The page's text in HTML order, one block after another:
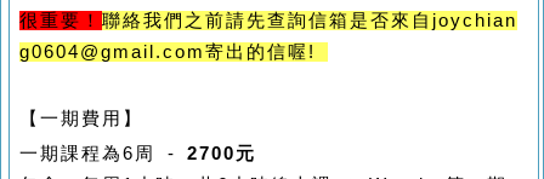
很重要！ 聯絡我們之前請先查詢信箱是否來自 joychian
g0604@gmail.com寄出的信喔!
【一期費用】
一期課程為6周 -2700元